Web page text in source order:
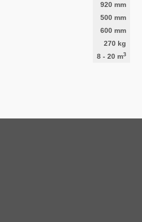
920 mm
500 mm
600 mm
270 kg
8 - 20 m3